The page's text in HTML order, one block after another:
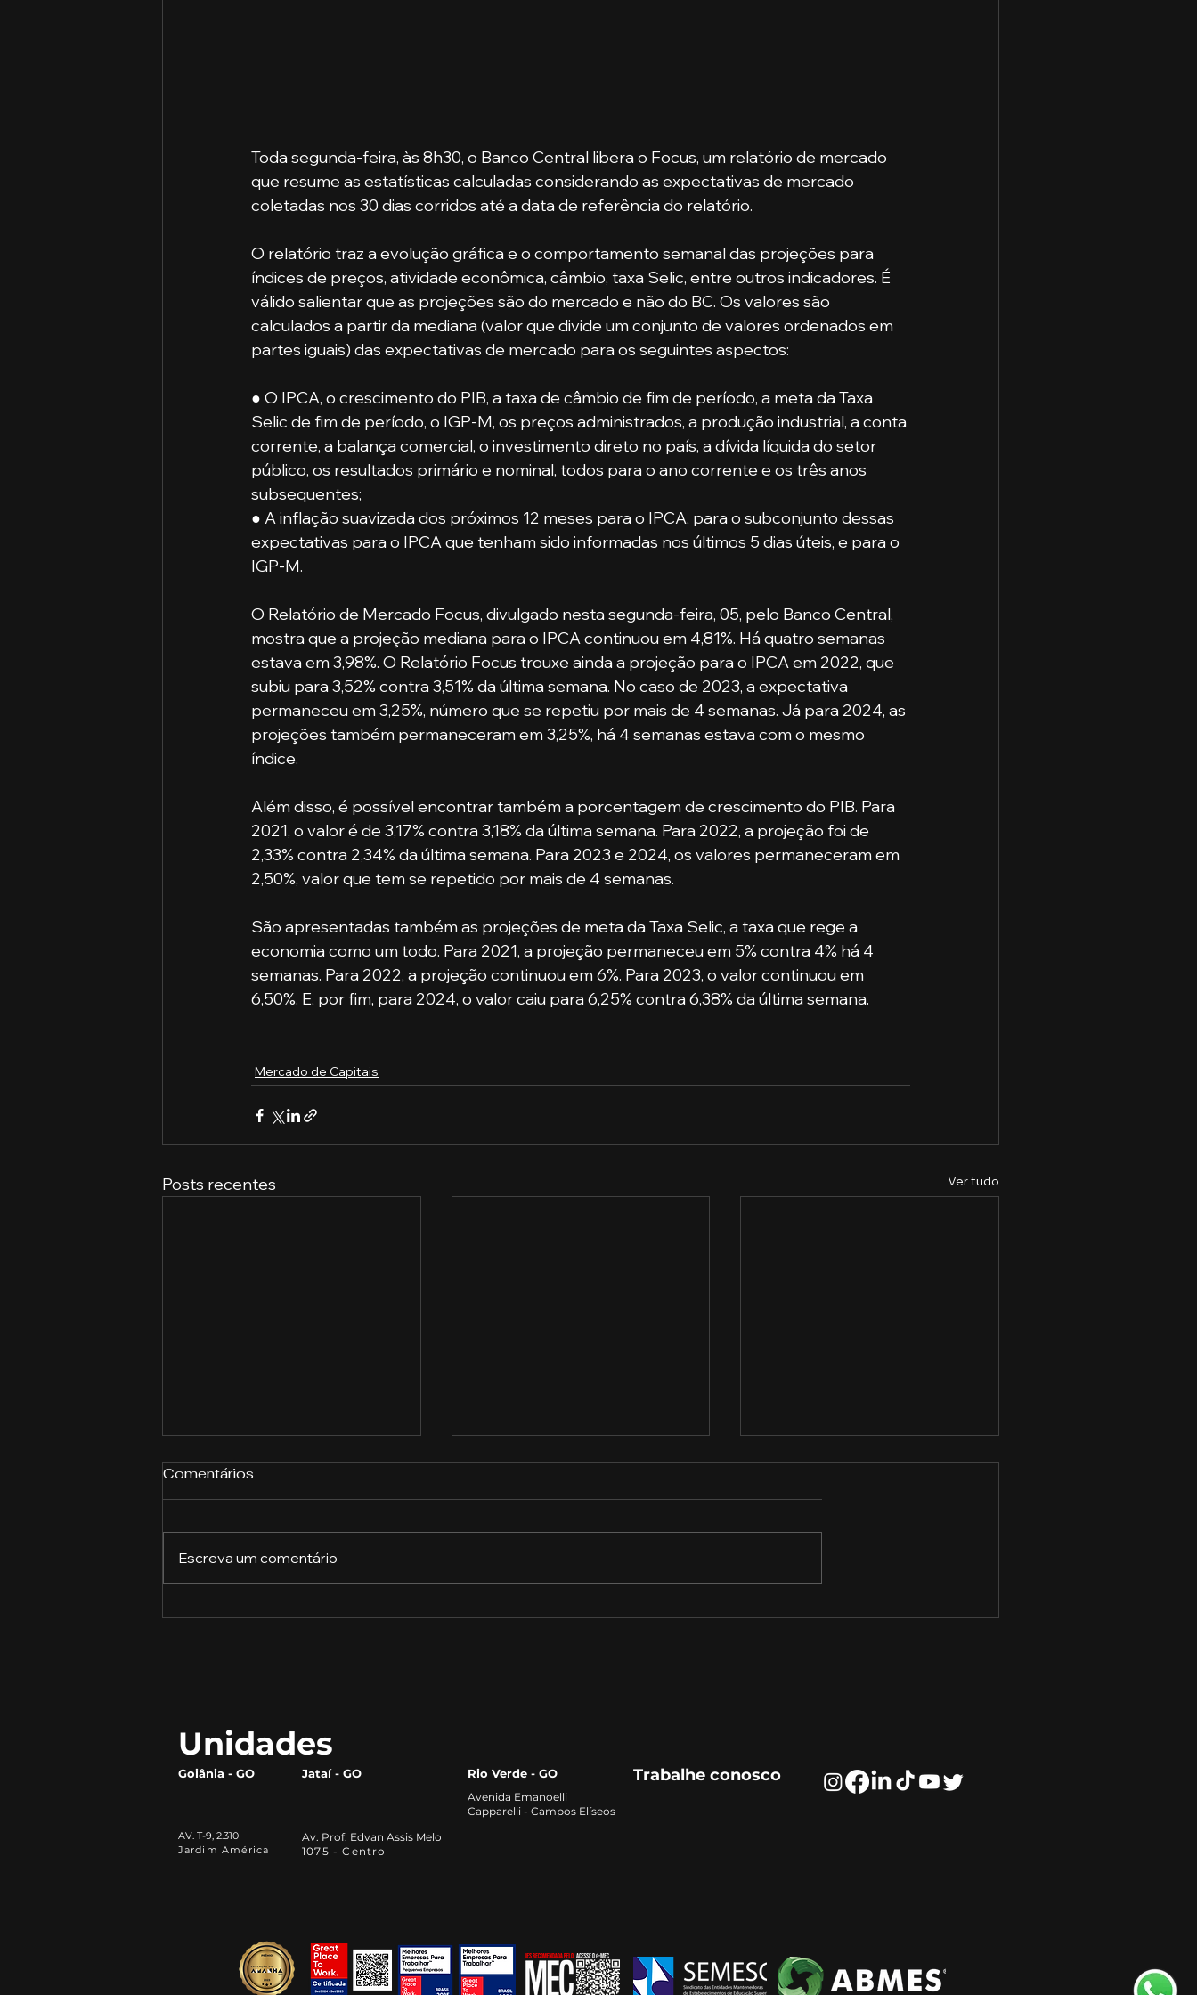
Toda segunda-feira, às 8h30, o Banco Central libera o Focus, um relatório de mercado
que resume as estatísticas calculadas considerando as expectativas de mercado
coletadas nos 30 dias corridos até a data de referência do relatório.
O relatório traz a evolução gráfica e o comportamento semanal das projeções para
índices de preços, atividade econômica, câmbio, taxa Selic, entre outros indicadores. É
válido salientar que as projeções são do mercado e não do BC. Os valores são
calculados a partir da mediana (valor que divide um conjunto de valores ordenados em
partes iguais) das expectativas de mercado para os seguintes aspectos:
● O IPCA, o crescimento do PIB, a taxa de câmbio de fim de período, a meta da Taxa
Selic de fim de período, o IGP-M, os preços administrados, a produção industrial, a conta
corrente, a balança comercial, o investimento direto no país, a dívida líquida do setor
público, os resultados primário e nominal, todos para o ano corrente e os três anos
subsequentes;
● A inflação suavizada dos próximos 12 meses para o IPCA, para o subconjunto dessas
expectativas para o IPCA que tenham sido informadas nos últimos 5 dias úteis, e para o
IGP-M.
O Relatório de Mercado Focus, divulgado nesta segunda-feira, 05, pelo Banco Central,
mostra que a projeção mediana para o IPCA continuou em 4,81%. Há quatro semanas
estava em 3,98%. O Relatório Focus trouxe ainda a projeção para o IPCA em 2022, que
subiu para 3,52% contra 3,51% da última semana. No caso de 2023, a expectativa
permaneceu em 3,25%, número que se repetiu por mais de 4 semanas. Já para 2024, as
projeções também permaneceram em 3,25%, há 4 semanas estava com o mesmo
índice.
Além disso, é possível encontrar também a porcentagem de crescimento do PIB. Para
2021, o valor é de 3,17% contra 3,18% da última semana. Para 2022, a projeção foi de
2,33% contra 2,34% da última semana. Para 2023 e 2024, os valores permaneceram em
2,50%, valor que tem se repetido por mais de 4 semanas.
São apresentadas também as projeções de meta da Taxa Selic, a taxa que rege a
economia como um todo. Para 2021, a projeção permaneceu em 5% contra 4% há 4
semanas. Para 2022, a projeção continuou em 6%. Para 2023, o valor continuou em
6,50%. E, por fim, para 2024, o valor caiu para 6,25% contra 6,38% da última semana.
Mercado de Capitais
Posts recentes Ver tudo
Comentários
Escreva um comentário
Unidades
Goiânia - GO Jataí - GO
AV. T-9, 2.310
Jardim América
Av. Prof. Edvan Assis Melo
1075 - Centro
Trabalhe conosco
Rio Verde - GO
Avenida Emanoelli
Capparelli - Campos Elíseos